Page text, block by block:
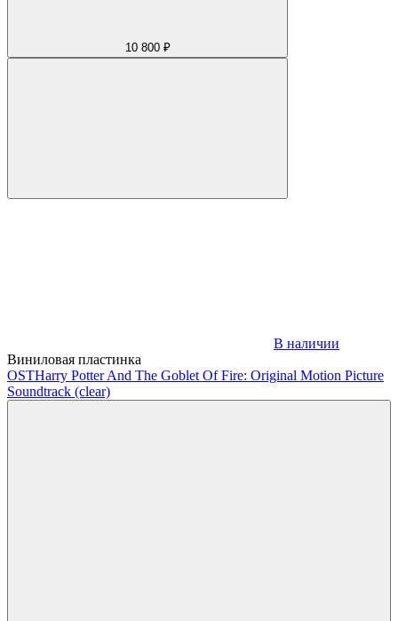
10 800 ₽
В наличии
Виниловая пластинка
OSTHarry Potter And The Goblet Of Fire: Original Motion Picture
Soundtrack (clear)